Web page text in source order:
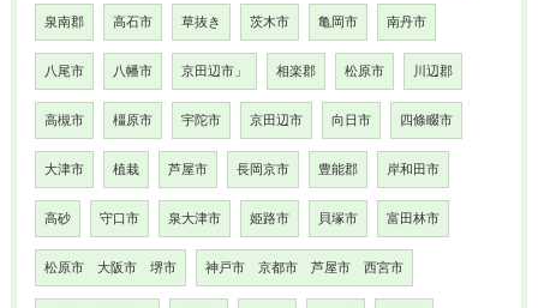
泉南郡 高石市 草抜き 茨木市 亀岡市 南丹市
八尾市 八幡市 京田辺市」 相楽郡 松原市 川辺郡
高槻市 橿原市 宇陀市 京田辺市 向日市 四條畷市
大津市 植栽 芦屋市 長岡京市 豊能郡 岸和田市
高砂 守口市 泉大津市 姫路市 貝塚市 富田林市
松原市 大阪市 堺市 神戸市 京都市 芦屋市 西宮市